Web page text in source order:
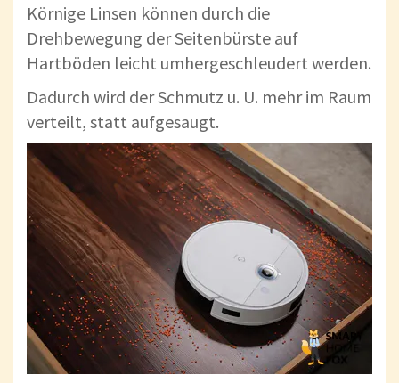
Körnige Linsen können durch die
Drehbewegung der Seitenbürste auf
Hartböden leicht umhergeschleudert werden.
Dadurch wird der Schmutz u. U. mehr im Raum
verteilt, statt aufgesaugt.